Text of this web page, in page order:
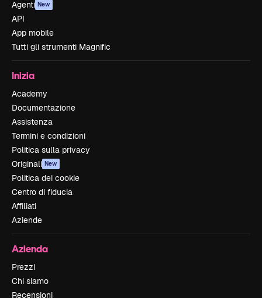
Agenti New
API
App mobile
Tutti gli strumenti Magnific
Inizia
Academy
Documentazione
Assistenza
Termini e condizioni
Politica sulla privacy
Originali New
Politica dei cookie
Centro di fiducia
Affiliati
Aziende
Azienda
Prezzi
Chi siamo
Recensioni